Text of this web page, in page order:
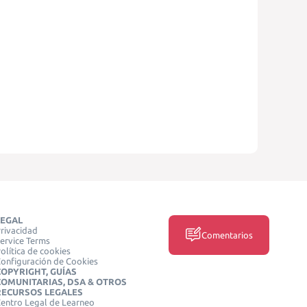
Terms
de cookies
de Cookies
GUÍAS
DSA & OTROS
LEGALES
Legal de Learneo
Comentarios